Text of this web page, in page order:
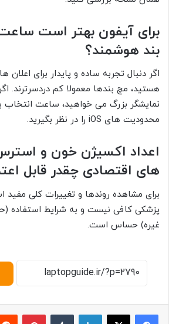
برای آیفون بهتر است
بند هوشمند؟
اگر دنبال تجربه ساده و پایدار برای
هستید، مچ بندها معمولا کم دردسرترند.
نمایشگر بزرگ می خواهید، ساعت انتخاب
محدودیت های iOS را در نظر بگیرید.
اعداد اکسیژن خون و
های اقتصادی چقدر قابل
برای مشاهده روندها و تغییرات کلی
پزشکی کافی نیست و به شرایط استفاده
غیره) حساس است.
لینکدین ‫تامبلر